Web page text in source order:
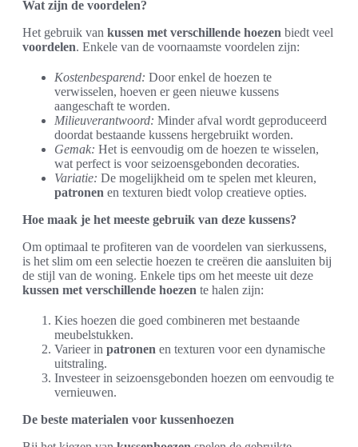
Wat zijn de voordelen?
Het gebruik van kussen met verschillende hoezen biedt veel
voordelen. Enkele van de voornaamste voordelen zijn:
Kostenbesparend: Door enkel de hoezen te
verwisselen, hoeven er geen nieuwe kussens
aangeschaft te worden.
Milieuverantwoord: Minder afval wordt geproduceerd
doordat bestaande kussens hergebruikt worden.
Gemak: Het is eenvoudig om de hoezen te wisselen,
wat perfect is voor seizoensgebonden decoraties.
Variatie: De mogelijkheid om te spelen met kleuren,
patronen en texturen biedt volop creatieve opties.
Hoe maak je het meeste gebruik van deze kussens?
Om optimaal te profiteren van de voordelen van sierkussens,
is het slim om een selectie hoezen te creëren die aansluiten bij
de stijl van de woning. Enkele tips om het meeste uit deze
kussen met verschillende hoezen te halen zijn:
Kies hoezen die goed combineren met bestaande
meubelstukken.
Varieer in patronen en texturen voor een dynamische
uitstraling.
Investeer in seizoensgebonden hoezen om eenvoudig te
vernieuwen.
De beste materialen voor kussenhoezen